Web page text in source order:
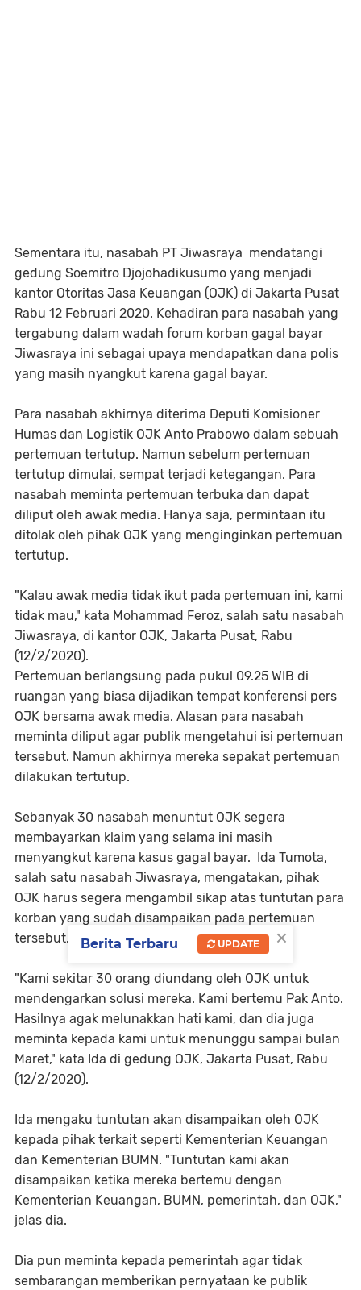
Sementara itu, nasabah PT Jiwasraya mendatangi
gedung Soemitro Djojohadikusumo yang menjadi
kantor Otoritas Jasa Keuangan (OJK) di Jakarta Pusat
Rabu 12 Februari 2020. Kehadiran para nasabah yang
tergabung dalam wadah forum korban gagal bayar
Jiwasraya ini sebagai upaya mendapatkan dana polis
yang masih nyangkut karena gagal bayar.
Para nasabah akhirnya diterima Deputi Komisioner
Humas dan Logistik OJK Anto Prabowo dalam sebuah
pertemuan tertutup. Namun sebelum pertemuan
tertutup dimulai, sempat terjadi ketegangan. Para
nasabah meminta pertemuan terbuka dan dapat
diliput oleh awak media. Hanya saja, permintaan itu
ditolak oleh pihak OJK yang menginginkan pertemuan
tertutup.
"Kalau awak media tidak ikut pada pertemuan ini, kami
tidak mau," kata Mohammad Feroz, salah satu nasabah
Jiwasraya, di kantor OJK, Jakarta Pusat, Rabu
(12/2/2020).
Pertemuan berlangsung pada pukul 09.25 WIB di
ruangan yang biasa dijadikan tempat konferensi pers
OJK bersama awak media. Alasan para nasabah
meminta diliput agar publik mengetahui isi pertemuan
tersebut. Namun akhirnya mereka sepakat pertemuan
dilakukan tertutup.
Sebanyak 30 nasabah menuntut OJK segera
membayarkan klaim yang selama ini masih
menyangkut karena kasus gagal bayar. Ida Tumota,
salah satu nasabah Jiwasraya, mengatakan, pihak
OJK harus segera mengambil sikap atas tuntutan para
korban yang sudah disampaikan pada pertemuan
tersebut.
"Kami sekitar 30 orang diundang oleh OJK untuk
mendengarkan solusi mereka. Kami bertemu Pak Anto.
Hasilnya agak melunakkan hati kami, dan dia juga
meminta kepada kami untuk menunggu sampai bulan
Maret," kata Ida di gedung OJK, Jakarta Pusat, Rabu
(12/2/2020).
Ida mengaku tuntutan akan disampaikan oleh OJK
kepada pihak terkait seperti Kementerian Keuangan
dan Kementerian BUMN. "Tuntutan kami akan
disampaikan ketika mereka bertemu dengan
Kementerian Keuangan, BUMN, pemerintah, dan OJK,"
jelas dia.
Dia pun meminta kepada pemerintah agar tidak
sembarangan memberikan pernyataan ke publik
×
Berita Terbaru UPDATE